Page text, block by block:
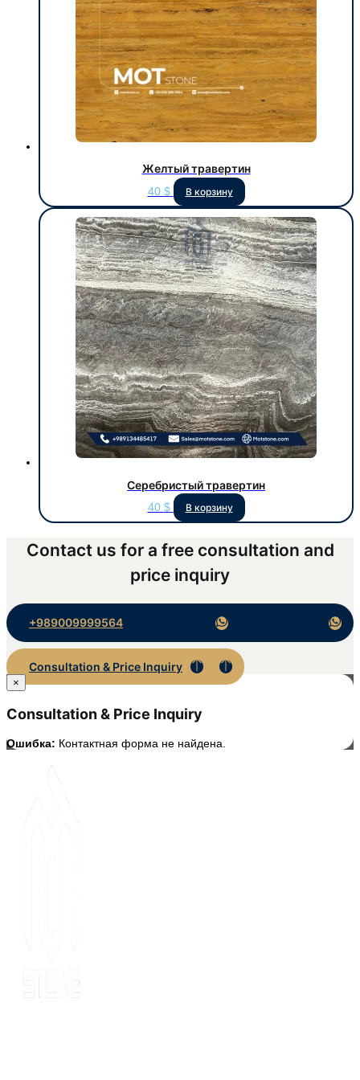
Желтый травертин
40 $ В корзину
Серебристый травертин
40 $ В корзину
Contact us for a free consultation and
price inquiry
+989009999564
Consultation & Price Inquiry
×
Consultation & Price Inquiry
Ошибка: Контактная форма не найдена.